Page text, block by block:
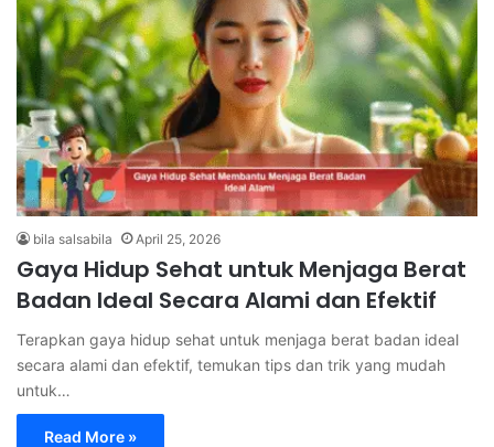
bila salsabila April 25, 2026
Gaya Hidup Sehat untuk Menjaga Berat
Badan Ideal Secara Alami dan Efektif
Terapkan gaya hidup sehat untuk menjaga berat badan ideal
secara alami dan efektif, temukan tips dan trik yang mudah
untuk…
Read More »